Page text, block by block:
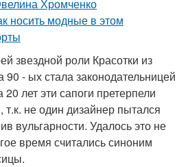
звездной роли Красотки из
- ых стала законодательницей
лет эти сапоги претерпели
не один дизайнер пытался
вульгарности. Удалось это не
время считались синоним